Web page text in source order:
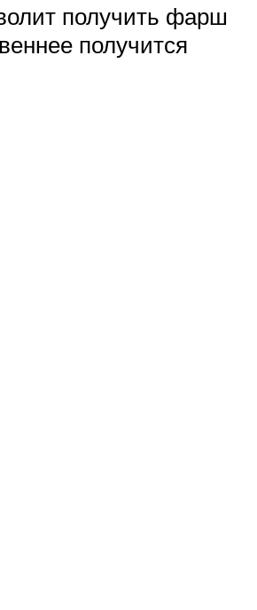
получить фарш
получится